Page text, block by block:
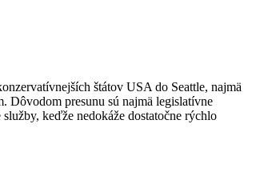
štátov USA do Seattle, najmä
Dôvodom presunu sú najmä legislatívne
keďže nedokáže dostatočne rýchlo